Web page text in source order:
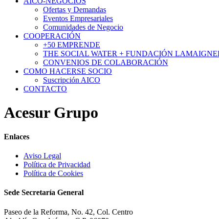
Ofertas y Demandas
Eventos Empresariales
Comunidades de Negocio
COOPERACIÓN
+50 EMPRENDE
THE SOCIAL WATER + FUNDACIÓN
CONVENIOS DE COLABORACIÓN
COMO HACERSE SOCIO
Suscripción AICO
CONTACTO
Acesur Grupo
Enlaces
Aviso Legal
Política de Privacidad
Política de Cookies
Sede Secretaría General
Paseo de la Reforma, No. 42, Col. Centro